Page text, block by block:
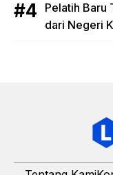
Pelatih Baru
dari Negeri